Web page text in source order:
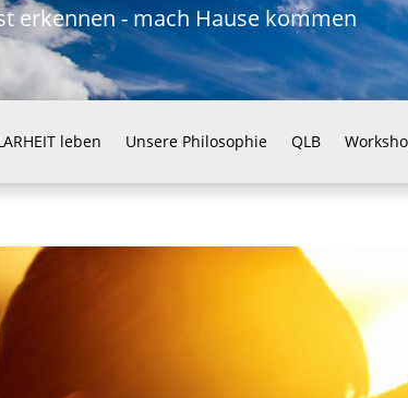
erkennen - mach Hause kommen
leben Unsere Philosophie QLB